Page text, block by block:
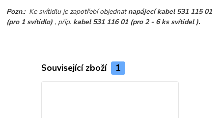
Pozn.: Ke svítidlu je zapotřebí objednatnapájecí kabel 531 115 01
(pro 1 svítidlo) , příp. kabel 531 116 01 (pro 2 - 6 ks svítidel ).
Související zboží 1